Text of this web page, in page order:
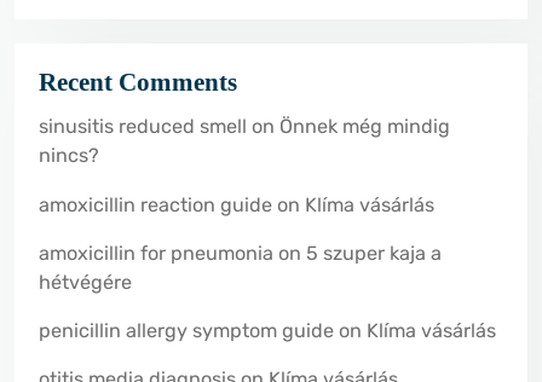
Recent Comments
sinusitis reduced smell on Önnek még mindig
nincs?
amoxicillin reaction guide on Klíma vásárlás
amoxicillin for pneumonia on 5 szuper kaja a
hétvégére
penicillin allergy symptom guide on Klíma vásárlás